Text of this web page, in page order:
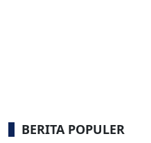
BERITA POPULER